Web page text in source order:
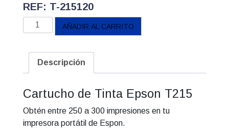
REF: T-215120
Cartucho
Epson
215
AÑADIR AL CARRITO
Descripción
Cartucho de Tinta Epson T215
Obtén entre 250 a 300 impresiones en tu
impresora portátil de Espon.